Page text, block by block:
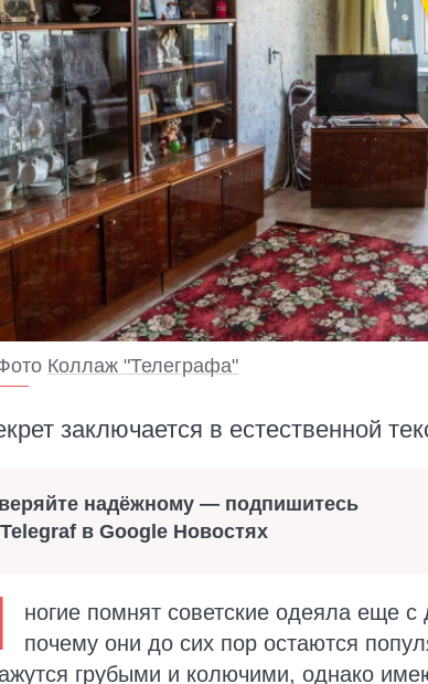
Коллаж "Телеграфа"
заключается в естественной
надёжному — подпишитесь
в Google Новостях
ногие помнят советские одеяла еще с
почему они до сих пор остаются
грубыми и колючими, однако